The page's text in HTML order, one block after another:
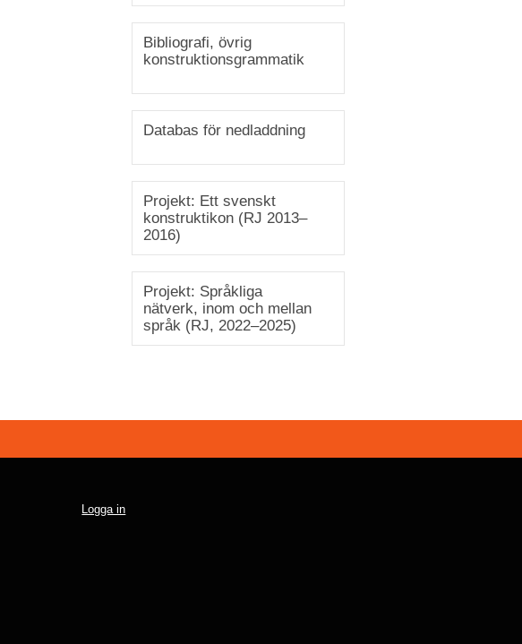
Bibliografi, övrig
konstruktionsgrammatik
Databas för nedladdning
Projekt: Ett svenskt
konstruktikon (RJ 2013–
2016)
Projekt: Språkliga
nätverk, inom och mellan
språk (RJ, 2022–2025)
Logga in